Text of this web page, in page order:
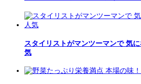
スタイリストがマンツーマンで 気
気